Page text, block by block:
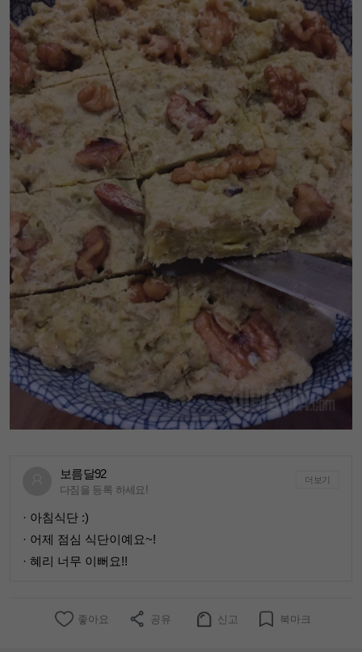
보름달92
다짐을 등록 하세요!
더보기
· 아침식단 :)
· 어제 점심 식단이예요~!
· 혜리 너무 이뻐요!!
좋아요 공유 신고 북마크